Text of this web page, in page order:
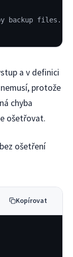
backup files.');
a v definici
protože
chyba
ošetřovat.
ošetření
Kopírovat